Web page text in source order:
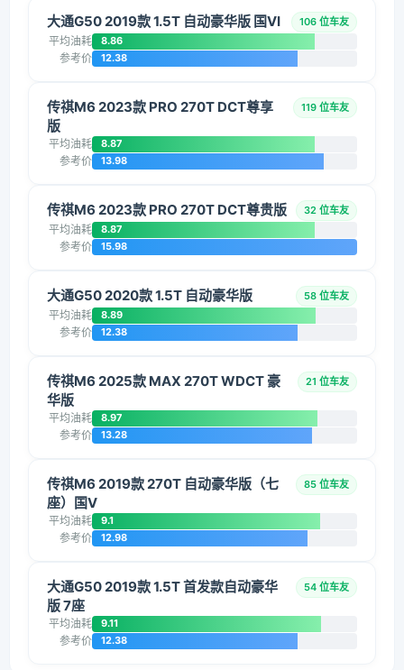
大通G50 2019款 1.5T 自动豪华版 国VI 106 位车友
平均油耗 8.86
参考价 12.38
传祺M6 2023款 PRO 270T DCT尊享
版
119 位车友
平均油耗 8.87
参考价 13.98
传祺M6 2023款 PRO 270T DCT尊贵版 32 位车友
平均油耗 8.87
参考价 15.98
大通G50 2020款 1.5T 自动豪华版 58 位车友
平均油耗 8.89
参考价 12.38
传祺M6 2025款 MAX 270T WDCT 豪
华版
21 位车友
平均油耗 8.97
参考价 13.28
传祺M6 2019款 270T 自动豪华版（七
座）国V
85 位车友
平均油耗 9.1
参考价 12.98
大通G50 2019款 1.5T 首发款自动豪华
版 7座
54 位车友
平均油耗 9.11
参考价 12.38